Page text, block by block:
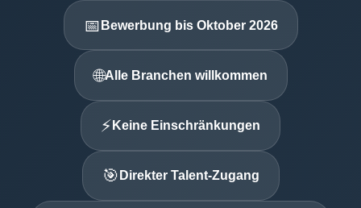
📅 Bewerbung bis Oktober 2026
🌐Alle Branchen willkommen
⚡ Keine Einschränkungen
🎯 Direkter Talent-Zugang